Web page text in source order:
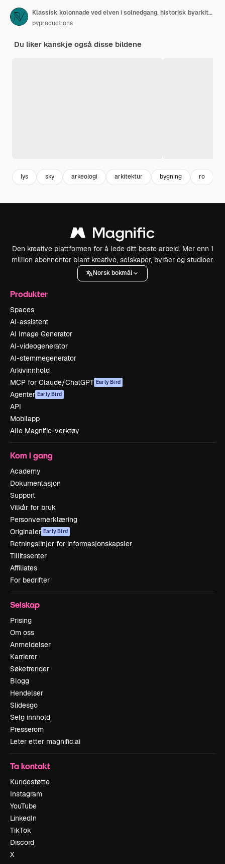
Klassisk kolonnade ved elven i solnedgang, historisk byarkitektur
pvproductions
Du liker kanskje også disse bildene
lys sky arkeologi arkitektur bygning ro
Den kreative plattformen for å lede ditt beste arbeid. Mer enn 1
million abonnenter blant kreative, selskaper, byråer og studioer.
Norsk bokmål
Produkter
Spaces
AI-assistent
AI Image Generator
AI-videogenerator
AI-stemmegenerator
Arkivinnhold
MCP for Claude/ChatGPT Early Bird
Agenter Early Bird
API
Mobilapp
Alle Magnific-verktøy
Kom i gang
Academy
Dokumentasjon
Support
Vilkår for bruk
Personvernerklæring
Originaler Early Bird
Retningslinjer for informasjonskapsler
Tillitssenter
Affiliates
For bedrifter
Selskap
Prising
Om oss
Anmeldelser
Karrierer
Søketrender
Blogg
Hendelser
Slidesgo
Selg innhold
Presserom
Leter etter magnific.ai
Ta kontakt
Kundestøtte
Instagram
YouTube
LinkedIn
TikTok
Discord
X